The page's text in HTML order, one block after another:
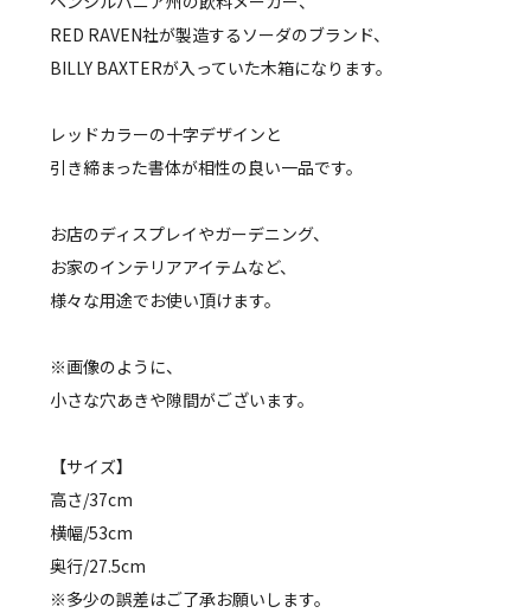
RED RAVEN社が製造するソーダのブランド、
BILLY BAXTERが入っていた木箱になります。
レッドカラーの十字デザインと
引き締まった書体が相性の良い一品です。
お店のディスプレイやガーデニング、
お家のインテリアアイテムなど、
様々な用途でお使い頂けます。
※画像のように、
小さな穴あきや隙間がございます。
【サイズ】
高さ/37cm
横幅/53cm
奥行/27.5cm
※多少の誤差はご了承お願いします。